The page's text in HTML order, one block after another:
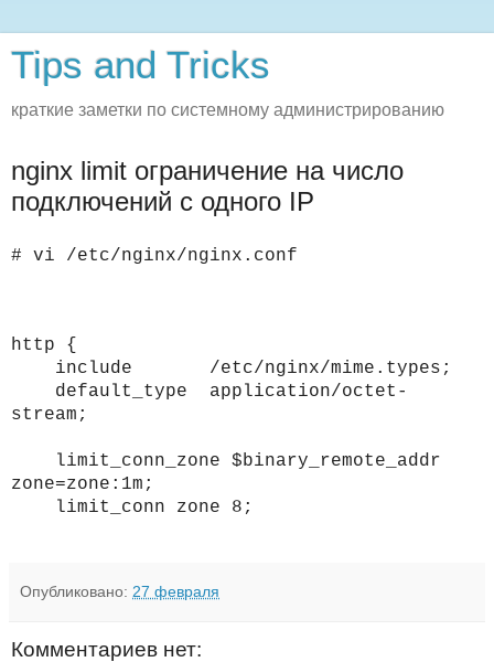
Tips and Tricks
краткие заметки по системному администрированию
nginx limit ограничение на число
подключений с одного IP
# vi /etc/nginx/nginx.conf
http {
include /etc/nginx/mime.types;
default_type application/octet-
stream;
limit_conn_zone $binary_remote_addr
zone=zone:1m;
limit_conn zone 8;
Опубликовано: 27 февраля
Комментариев нет: